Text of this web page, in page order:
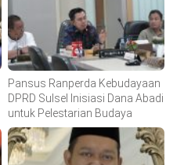
Pansus Ranperda Kebudayaan
DPRD Sulsel Inisiasi Dana Abadi
untuk Pelestarian Budaya